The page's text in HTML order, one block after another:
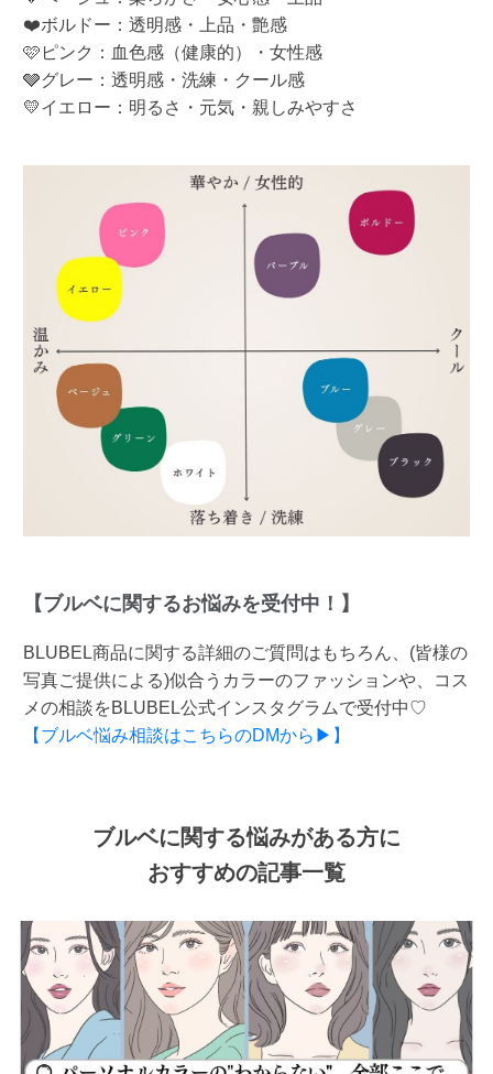
❤️ボルドー：透明感・上品・艶感
🩷ピンク：血色感（健康的）・女性感
🩶グレー：透明感・洗練・クール感
💛イエロー：明るさ・元気・親しみやすさ
【ブルベに関するお悩みを受付中！】
BLUBEL商品に関する詳細のご質問はもちろん、(皆様の
写真ご提供による)似合うカラーのファッションや、コス
メの相談をBLUBEL公式インスタグラムで受付中♡
【ブルベ悩み相談はこちらのDMから▶】
ブルベに関する悩みがある方に
おすすめの記事一覧